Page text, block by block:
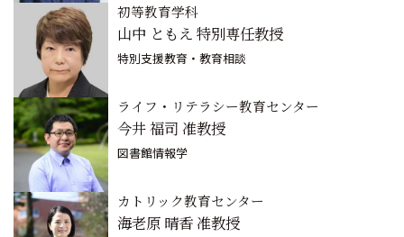
初等教育学科
山中 ともえ 特別専任教授
特別支援教育・教育相談
ライフ・リテラシー教育センター
今井 福司 准教授
図書館情報学
カトリック教育センター
海老原 晴香 准教授